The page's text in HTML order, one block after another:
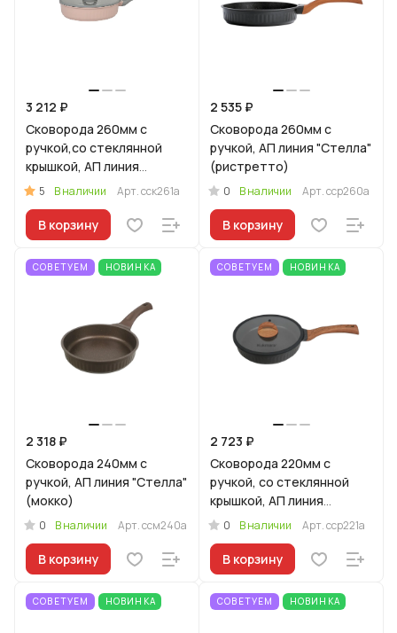
3 212 ₽
Сковорода 260мм с
ручкой,со стеклянной
крышкой, АП линия
"Стелла"(капучино)
5 В наличии Арт.сск261а
В корзину
2 535 ₽
Сковорода 260мм с
ручкой, АП линия "Стелла"
(ристретто)
0 В наличии Арт.сср260а
В корзину
СОВЕТУЕМ НОВИНКА
2 318 ₽
Сковорода 240мм с
ручкой, АП линия "Стелла"
(мокко)
0 В наличии Арт.ссм240а
В корзину
СОВЕТУЕМ НОВИНКА
2 723 ₽
Сковорода 220мм с
ручкой, со стеклянной
крышкой, АП линия
"Стелла"(ристретто)
0 В наличии Арт.сср221а
В корзину
СОВЕТУЕМ НОВИНКА СОВЕТУЕМ НОВИНКА